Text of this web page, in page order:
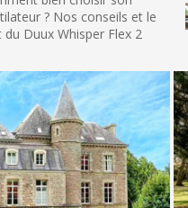
Nos conseils et le
Whisper Flex 2